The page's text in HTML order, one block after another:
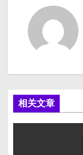
航
相关文章